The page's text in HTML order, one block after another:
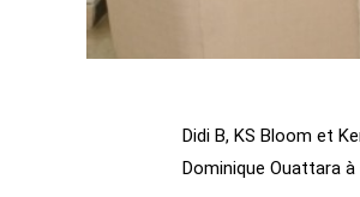
Didi B, KS Bloom et
Dominique Ouattara